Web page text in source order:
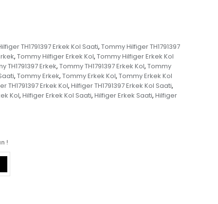
TH1791397 Erkek Kol Saati, Tommy Hilfiger TH1791397
, Tommy Hilfiger Erkek Kol, Tommy Hilfiger Erkek Kol
TH1791397 Erkek, Tommy TH1791397 Erkek Kol, Tommy
, Tommy Erkek, Tommy Erkek Kol, Tommy Erkek Kol
TH1791397 Erkek Kol, Hilfiger TH1791397 Erkek Kol Saati,
Kol, Hilfiger Erkek Kol Saati, Hilfiger Erkek Saati, Hilfiger
!